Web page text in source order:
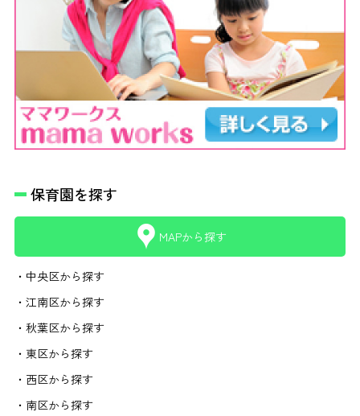
保育園を探す
MAPから探す
・中央区から探す
・江南区から探す
・秋葉区から探す
・東区から探す
・西区から探す
・南区から探す